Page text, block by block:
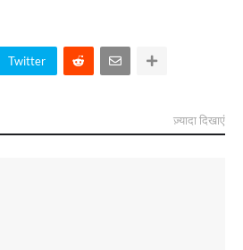
Twitter
ज़्यादा दिखाएं